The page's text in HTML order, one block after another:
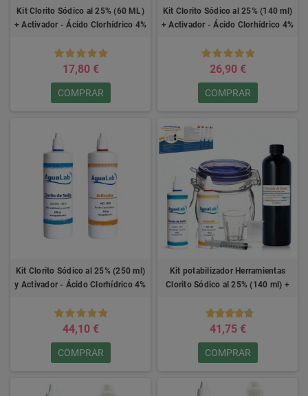
Kit Clorito Sódico al 25% (60 ML)
+ Activador - Ácido Clorhídrico 4%
17,80 €
COMPRAR
Kit Clorito Sódico al 25% (140 ml)
+ Activador - Ácido Clorhídrico 4%
26,90 €
COMPRAR
Kit Clorito Sódico al 25% (250 ml)
y Activador - Ácido Clorhídrico 4%
44,10 €
COMPRAR
Kit potabilizador Herramientas
Clorito Sódico al 25% (140 ml) +
41,75 €
COMPRAR